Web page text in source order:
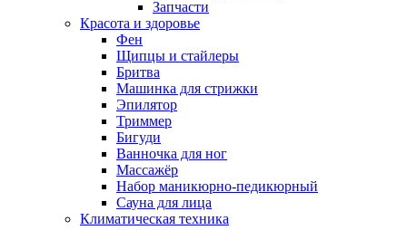
Запчасти
Красота и здоровье
Фен
Щипцы и стайлеры
Бритва
Машинка для стрижки
Эпилятор
Триммер
Бигуди
Ванночка для ног
Массажёр
Набор маникюрно-педикюрный
Сауна для лица
Климатическая техника